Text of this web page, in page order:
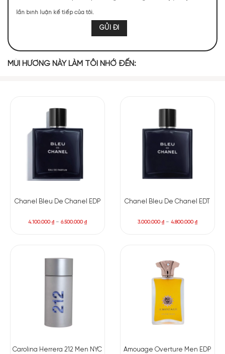
Có nên mua nước hoa nam Bvlgari Le Gemme EMPYR
Bvlgari Le Gemme EMPYR EDP
mùi hương và hiệu quả để lại.Mỗi hạt hương là
một tác phẩm nghệ thuật, mang đến cho bạn một mùi hương
không thể nhầm lẫn. Hương thơm chinh phục được hàng triệu
đến không gian hương thơm đầy phong cách và quyền lực.
lần bình luận kế tiếp của tôi.
MÙI HƯƠNG NÀY LÀM TÔI NHỚ ĐẾN:
Chanel Bleu De Chanel EDP
4.100.000₫– 6.500.000₫
Chanel Bleu De Chanel EDT
3.000.000₫– 4.800.000₫
Carolina Herrera 212 Men NYC
Amouage Overture Men EDP